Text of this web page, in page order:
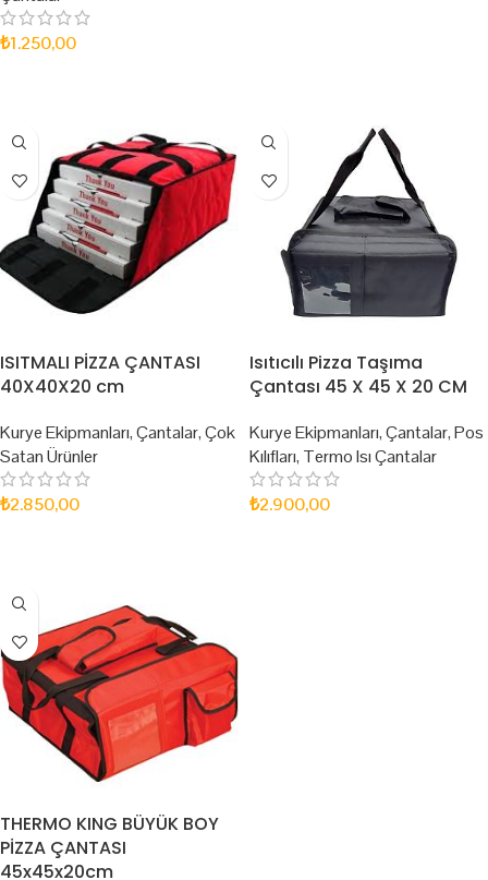
₺1.250,00
ISITMALI PİZZA ÇANTASI
40X40X20 cm
Kurye Ekipmanları,Çantalar,Çok
Satan Ürünler
₺2.850,00
Isıtıcılı Pizza Taşıma
Çantası 45 X 45 X 20 CM
Kurye Ekipmanları,Çantalar,Pos
Kılıfları, Termo Isı Çantalar
₺2.900,00
THERMO KING BÜYÜK BOY
PİZZA ÇANTASI
45x45x20cm